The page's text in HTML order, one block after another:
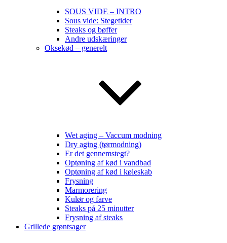
SOUS VIDE – INTRO
Sous vide: Stegetider
Steaks og bøffer
Andre udskæringer
Oksekød – generelt
Wet aging – Vaccum modning
Dry aging (tørmodning)
Er det gennemstegt?
Optøning af kød i vandbad
Optøning af kød i køleskab
Frysning
Marmorering
Kulør og farve
Steaks på 25 minutter
Frysning af steaks
Grillede grøntsager